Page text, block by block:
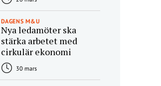
DAGENS M&U
Nya ledamöter ska
stärka arbetet med
cirkulär ekonomi
30 mars